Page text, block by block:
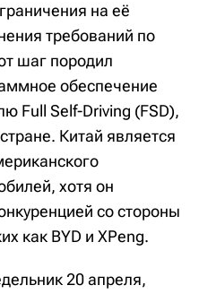
на её
требований по
шаг породил
обеспечение
Full Self-Driving (FSD),
Китай является
хотя он
со стороны
как BYD и XPeng.
20 апреля,